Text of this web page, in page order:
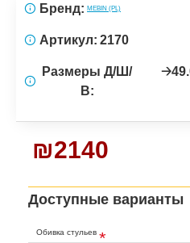
₪2140
Бренд: MEBIN (PL)
Артикул: 2170
Размеры Д/Ш/
В:
Доступные варианты
Обивка стульев